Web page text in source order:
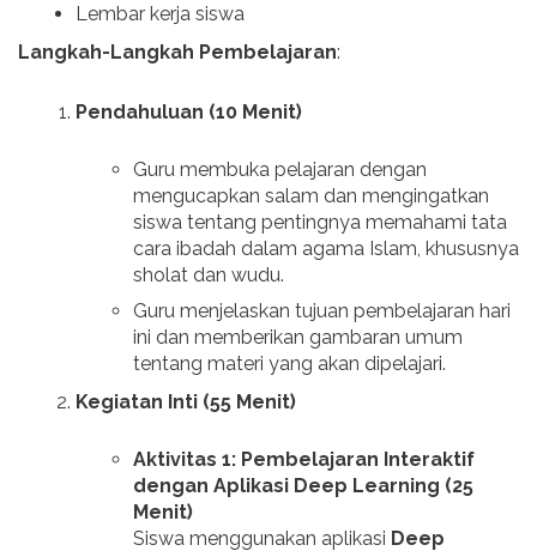
Lembar kerja siswa
Langkah-Langkah Pembelajaran:
Pendahuluan (10 Menit)
Guru membuka pelajaran dengan
mengucapkan salam dan mengingatkan
siswa tentang pentingnya memahami tata
cara ibadah dalam agama Islam, khususnya
sholat dan wudu.
Guru menjelaskan tujuan pembelajaran hari
ini dan memberikan gambaran umum
tentang materi yang akan dipelajari.
Kegiatan Inti (55 Menit)
Aktivitas 1: Pembelajaran Interaktif
dengan Aplikasi Deep Learning (25
Menit)
Siswa menggunakan aplikasi Deep